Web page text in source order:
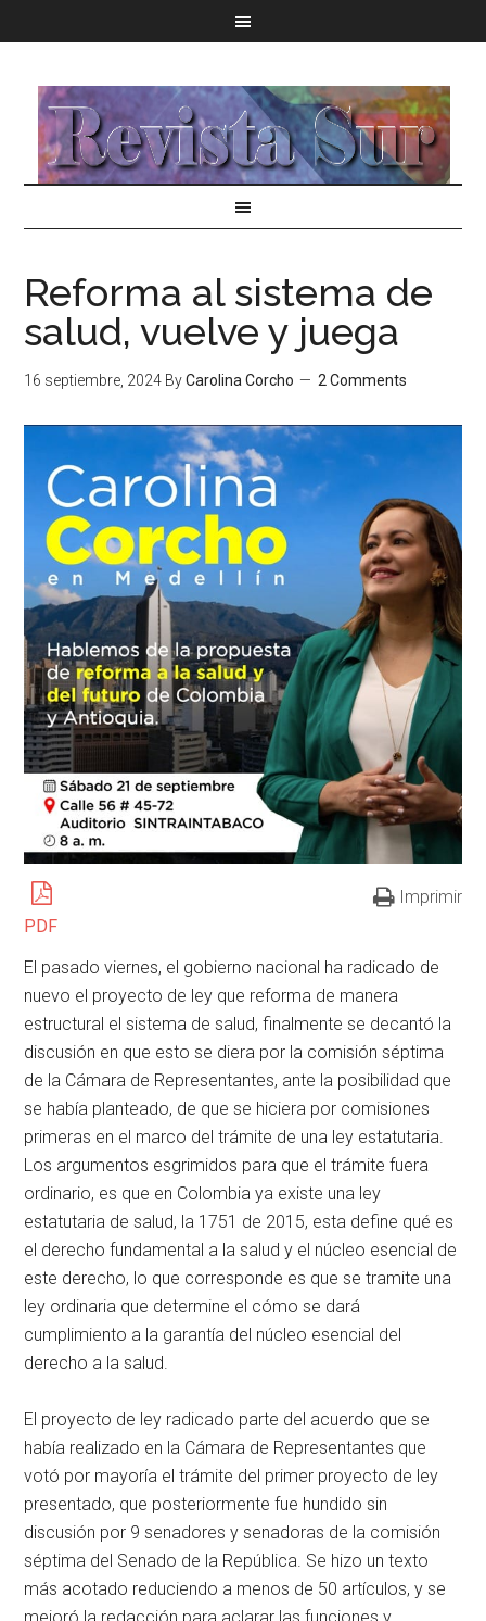
Reforma al sistema de
salud, vuelve y juega
16 septiembre, 2024 ByCarolina Corcho 2 Comments
PDF
Imprimir
El pasado viernes, el gobierno nacional ha radicado de
nuevo el proyecto de ley que reforma de manera
estructural el sistema de salud, finalmente se decantó la
discusión en que esto se diera por la comisión séptima
de la Cámara de Representantes, ante la posibilidad que
se había planteado, de que se hiciera por comisiones
primeras en el marco del trámite de una ley estatutaria.
Los argumentos esgrimidos para que el trámite fuera
ordinario, es que en Colombia ya existe una ley
estatutaria de salud, la 1751 de 2015, esta define qué es
el derecho fundamental a la salud y el núcleo esencial de
este derecho, lo que corresponde es que se tramite una
ley ordinaria que determine el cómo se dará
cumplimiento a la garantía del núcleo esencial del
derecho a la salud.
El proyecto de ley radicado parte del acuerdo que se
había realizado en la Cámara de Representantes que
votó por mayoría el trámite del primer proyecto de ley
presentado, que posteriormente fue hundido sin
discusión por 9 senadores y senadoras de la comisión
séptima del Senado de la República. Se hizo un texto
más acotado reduciendo a menos de 50 artículos, y se